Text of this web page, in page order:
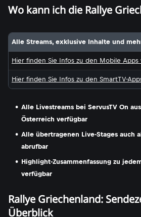
Wo kann ich die Rallye
Alle Streams, exklusive Inhalte und
Hier finden Sie Infos zu den Mobile Apps
Hier finden Sie Infos zu den SmartTV-
Alle Livestreams bei ServusTV On
Österreich verfügbar
Alle übertragenen Live-Stages auch
abrufbar
Highlight-Zusammenfassung zu
verfügbar
Rallye Griechenland:
Überblick